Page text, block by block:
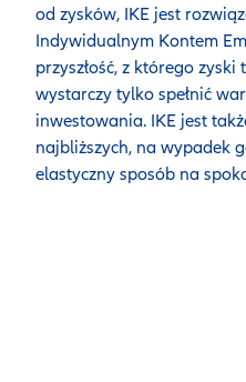
od zysków, IKE jest
Indywidualnym Kontem
przyszłość, z którego
wystarczy tylko spełnić
inwestowania. IKE jest
najbliższych, na wypadek
elastyczny sposób na